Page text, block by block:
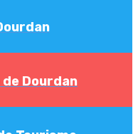
de Dourdan